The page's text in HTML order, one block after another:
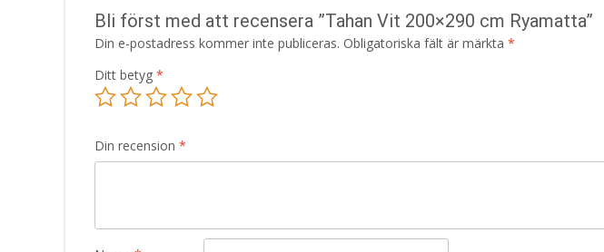
Bli först med att recensera ”Tahan Vit 200×290 cm Ryamatta”
Din e-postadress kommer inte publiceras. Obligatoriska fält är märkta *
Ditt betyg *
Din recension *